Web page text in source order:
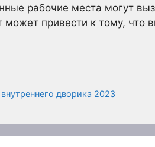
рабочие места могут
привести к тому, что
дворика 2023